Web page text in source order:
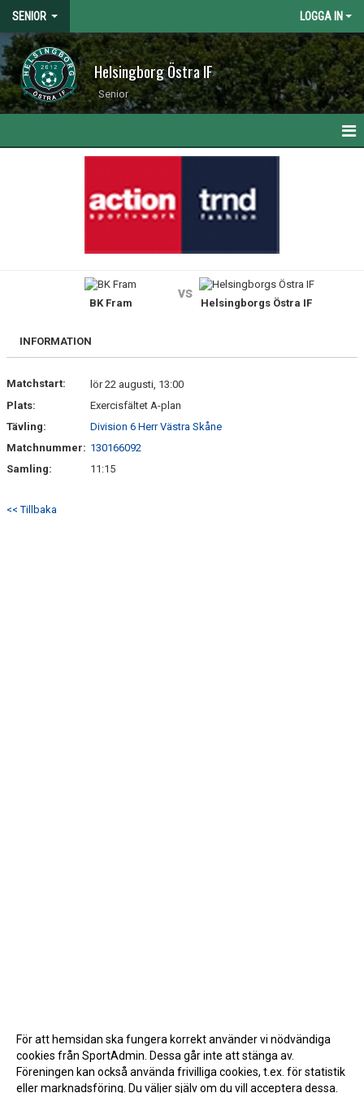
SENIOR LOGGA IN
Helsingborg Östra IF
Senior
BILDGALLERI
BK Fram
vs
Helsingborgs Östra IF
INFORMATION
Matchstart:
lör 22 augusti, 13:00
Plats:
Exercisfältet A-plan
Tävling:
Division 6 Herr Västra Skåne
Matchnummer: 130166092
Samling:
11:15
<< Tillbaka
För att hemsidan ska fungera korrekt använder vi nödvändiga
cookies från SportAdmin. Dessa går inte att stänga av.
Föreningen kan också använda frivilliga cookies, t.ex. för statistik
eller marknadsföring. Du väljer själv om du vill acceptera dessa.